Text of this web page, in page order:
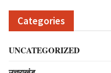
Categories
UNCATEGORIZED